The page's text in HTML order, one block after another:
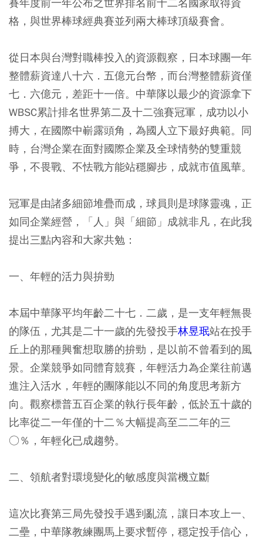
格，與世界棒球經典賽並列兩大棒球頂級賽會。
從日本與台灣對職棒投入的資源觀察，日本球團一年
整體薪資達八十六．五億元台幣，而台灣整體薪資僅
七．六億元，差距十一倍。中華隊以最少的資源拿下
WBSC累計排名世界第二及十二強賽冠軍，成功以小
搏大，在國際中嶄露頭角，為國人立下最好典範。同
時，台灣企業在面對國際企業及全球情勢的雙重競
爭，不畏戰、不怯戰方能站穩腳步，成就市值風華。
冠軍是由諸多細節堆疊而成，球員則是球隊靈魂，正
如同企業經營，「人」與「細節」成就非凡，在此我
提出三點內容和大家共勉：
一、年輕的活力與拚勁
本屆中華隊平均年齡二十七．二歲，是一支年輕無畏
的隊伍，尤其是二十一歲的先發投手林昱珉站在投手
丘上的那種興奮想取勝的拚勁，是以前不曾看到的風
景。企業競爭如同體育競賽，年輕活力為企業往前邁
進注入活水，年輕的團隊能以不同的角度思考新方
向。觀察標普五百企業的執行長年齡，低於五十歲的
比率從二一年僅的十二％大幅提高至二二年的三
○％，年輕化已成趨勢。
二、領航者對環境變化的敏感度與當機立斷
這次比賽第三局先發投手遇到亂流，讓日本攻上一、
二壘，中華隊教練團馬上要求暫停，穩定投手信心，